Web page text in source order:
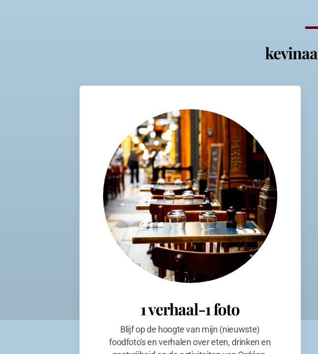
1 verhaal-1 foto
Blijf op de hoogte van mijn (nieuwste)
foodfoto's en verhalen over eten, drinken en